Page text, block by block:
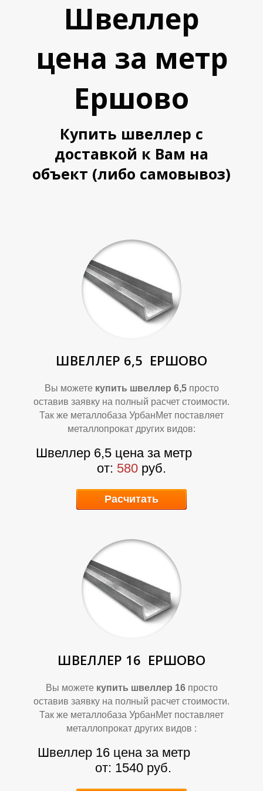
Л
Л
О
П
Швеллер
цена за метр
Ершово
Купить швеллер с
доставкой к Вам на
объект (либо самовывоз)
ШВЕЛЛЕР 6,5 ЕРШОВО
Вы можете купить швеллер 6,5 просто
оставив заявку на полный расчет стоимости.
Так же металлобаза УрбанМет поставляет
металлопрокат других видов:
Швеллер 6,5 цена за метр
от: 580 руб.
Расчитать
ШВЕЛЛЕР 16 ЕРШОВО
Вы можете купить швеллер 16 просто
оставив заявку на полный расчет стоимости.
Так же металлобаза УрбанМет поставляет
металлопрокат других видов :
Швеллер 16 цена за метр
от: 1540 руб.
Л
Л
О
П